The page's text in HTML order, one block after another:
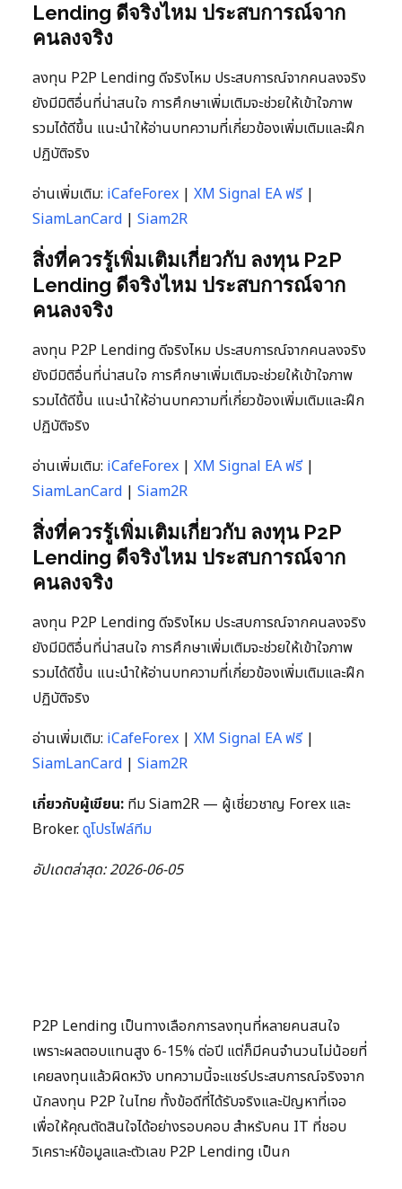
Lending ดีจริงไหม ประสบการณ์จาก
คนลงจริง
ลงทุน P2P Lending ดีจริงไหม ประสบการณ์จากคนลงจริง
ยังมีมิติอื่นที่น่าสนใจ การศึกษาเพิ่มเติมจะช่วยให้เข้าใจภาพ
รวมได้ดีขึ้น แนะนำให้อ่านบทความที่เกี่ยวข้องเพิ่มเติมและฝึก
ปฏิบัติจริง
อ่านเพิ่มเติม: iCafeForex | XM Signal EA ฟรี|
SiamLanCard | Siam2R
สิ่งที่ควรรู้เพิ่มเติมเกี่ยวกับ ลงทุน P2P
Lending ดีจริงไหม ประสบการณ์จาก
คนลงจริง
ลงทุน P2P Lending ดีจริงไหม ประสบการณ์จากคนลงจริง
ยังมีมิติอื่นที่น่าสนใจ การศึกษาเพิ่มเติมจะช่วยให้เข้าใจภาพ
รวมได้ดีขึ้น แนะนำให้อ่านบทความที่เกี่ยวข้องเพิ่มเติมและฝึก
ปฏิบัติจริง
อ่านเพิ่มเติม: iCafeForex | XM Signal EA ฟรี|
SiamLanCard | Siam2R
สิ่งที่ควรรู้เพิ่มเติมเกี่ยวกับ ลงทุน P2P
Lending ดีจริงไหม ประสบการณ์จาก
คนลงจริง
ลงทุน P2P Lending ดีจริงไหม ประสบการณ์จากคนลงจริง
ยังมีมิติอื่นที่น่าสนใจ การศึกษาเพิ่มเติมจะช่วยให้เข้าใจภาพ
รวมได้ดีขึ้น แนะนำให้อ่านบทความที่เกี่ยวข้องเพิ่มเติมและฝึก
ปฏิบัติจริง
อ่านเพิ่มเติม: iCafeForex | XM Signal EA ฟรี|
SiamLanCard | Siam2R
เกี่ยวกับผู้เขียน: ทีม Siam2R — ผู้เชี่ยวชาญ Forex และ
Broker.ดูโปรไฟล์ทีม
อัปเดตล่าสุด: 2026-06-05
P2P Lending เป็นทางเลือกการลงทุนที่หลายคนสนใจ
เพราะผลตอบแทนสูง 6-15% ต่อปี แต่ก็มีคนจำนวนไม่น้อยที่
เคยลงทุนแล้วผิดหวัง บทความนี้จะแชร์ประสบการณ์จริงจาก
นักลงทุน P2P ในไทย ทั้งข้อดีที่ได้รับจริงและปัญหาที่เจอ
เพื่อให้คุณตัดสินใจได้อย่างรอบคอบ สำหรับคน IT ที่ชอบ
วิเคราะห์ข้อมูลและตัวเลข P2P Lending เป็นก